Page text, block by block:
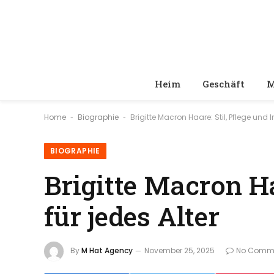
Heim Geschäft
Home - Biographie - Brigitte Macron Haare: Stil, Pflege und
BIOGRAPHIE
Brigitte Macron
für jedes Alter
ByM Hat Agency November 25, 2025 No